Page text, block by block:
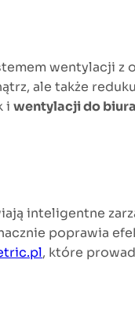
wentylacji z
ale także
i wentylacji do biura
inteligentne
poprawia
, które